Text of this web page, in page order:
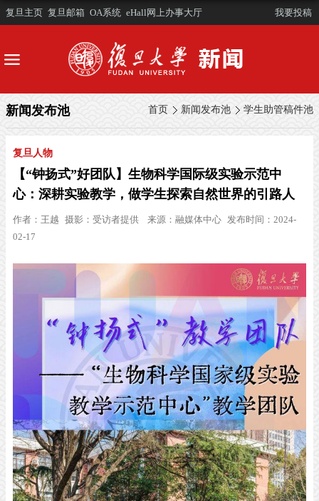
复旦主页 复旦邮箱 OA系统 eHall网上办事大厅 我要投稿
首页 新闻发布池 学生助管稿件池
新闻发布池
复旦人物
【“钟扬式”好团队】生物科学国际级实验示范中
心：深耕实验教学，做学生探索自然世界的引路人
作者： 王越 摄影： 受访者提供 来源： 融媒体中心 发布时间：2024-
02-17